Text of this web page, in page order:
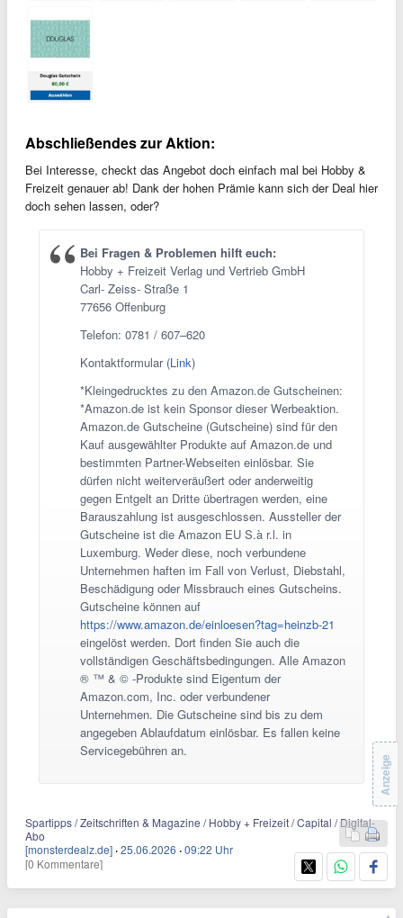
Abschließendes zur Aktion:
Bei Interesse, checkt das Angebot doch einfach mal bei Hobby &
Freizeit genauer ab! Dank der hohen Prämie kann sich der Deal hier
doch sehen lassen, oder?
Bei Fragen & Problemen hilft euch:
Hobby + Freizeit Verlag und Vertrieb GmbH
Carl- Zeiss- Straße 1
77656 Offenburg
Telefon: 0781 / 607–620
Kontaktformular (Link)
*Kleingedrucktes zu den Amazon.de Gutscheinen:
*Amazon.de ist kein Sponsor dieser Werbeaktion.
Amazon.de Gutscheine (Gutscheine) sind für den
Kauf ausgewählter Produkte auf Amazon.de und
bestimmten Partner-Webseiten einlösbar. Sie
dürfen nicht weiterveräußert oder anderweitig
gegen Entgelt an Dritte übertragen werden, eine
Barauszahlung ist ausgeschlossen. Aussteller der
Gutscheine ist die Amazon EU S.à r.l. in
Luxemburg. Weder diese, noch verbundene
Unternehmen haften im Fall von Verlust, Diebstahl,
Beschädigung oder Missbrauch eines Gutscheins.
Gutscheine können auf
https://www.amazon.de/einloesen?tag=heinzb-21
eingelöst werden. Dort finden Sie auch die
vollständigen Geschäftsbedingungen. Alle Amazon
® ™ & © -Produkte sind Eigentum der
Amazon.com, Inc. oder verbundener
Unternehmen. Die Gutscheine sind bis zu dem
angegeben Ablaufdatum einlösbar. Es fallen keine
Servicegebühren an.
Spartipps / Zeitschriften & Magazine / Hobby + Freizeit / Capital / Digital-
Abo
[monsterdealz.de] ·25.06.2026 ·09:22 Uhr
[0 Kommentare]
Anzeige